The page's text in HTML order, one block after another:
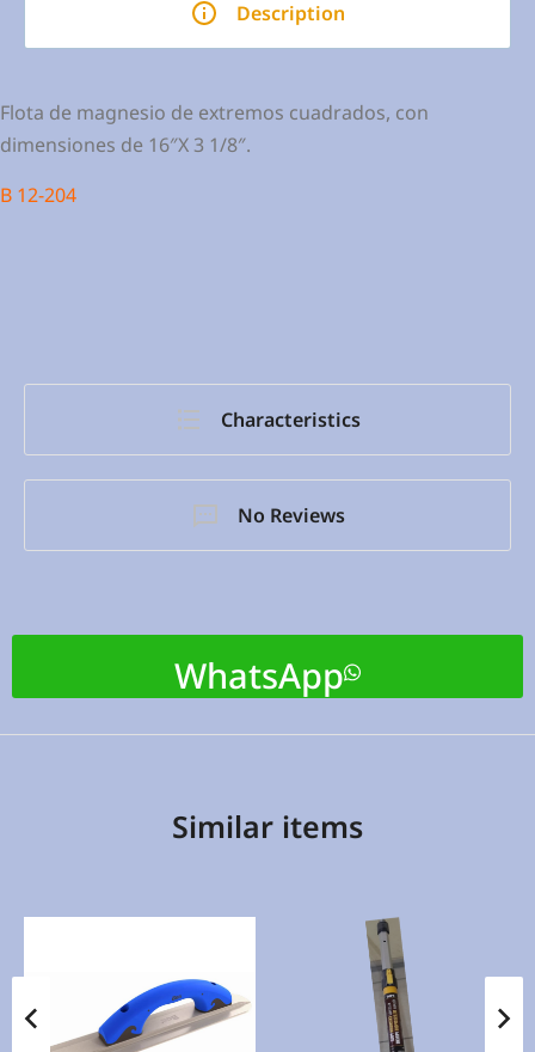
Description
Flota de magnesio de extremos cuadrados, con
dimensiones de 16″X 3 1/8″.
B 12-204
Characteristics
No Reviews
WhatsApp
Similar items